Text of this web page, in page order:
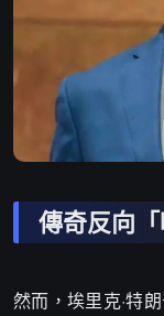
傳奇反向「
然而，埃里克·特